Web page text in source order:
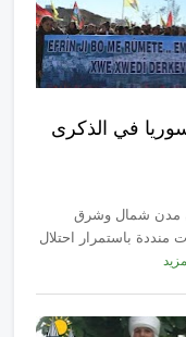
في الذكرى
مدن شمال وشرق
باستمرار احتلال